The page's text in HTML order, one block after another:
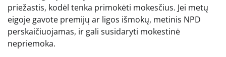
priežastis, kodėl tenka primokėti mokesčius. Jei metų
eigoje gavote premijų ar ligos išmokų, metinis NPD
perskaičiuojamas, ir gali susidaryti mokestinė
nepriemoka.